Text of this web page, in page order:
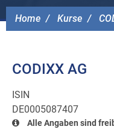
Home Kurse
CODIXX AG
ISIN
DE0005087407
Alle Angaben sind